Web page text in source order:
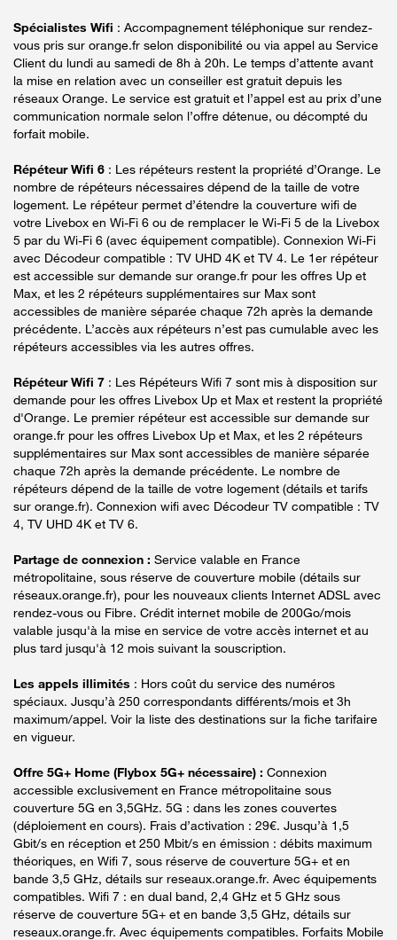
Spécialistes Wifi : Accompagnement téléphonique sur rendez-
vous pris sur orange.fr selon disponibilité ou via appel au Service
Client du lundi au samedi de 8h à 20h. Le temps d’attente avant
la mise en relation avec un conseiller est gratuit depuis les
réseaux Orange. Le service est gratuit et l’appel est au prix d’une
communication normale selon l’offre détenue, ou décompté du
forfait mobile.
Répéteur Wifi 6 : Les répéteurs restent la propriété d’Orange. Le
nombre de répéteurs nécessaires dépend de la taille de votre
logement. Le répéteur permet d’étendre la couverture wifi de
votre Livebox en Wi-Fi 6 ou de remplacer le Wi-Fi 5 de la Livebox
5 par du Wi-Fi 6 (avec équipement compatible). Connexion Wi-Fi
avec Décodeur compatible : TV UHD 4K et TV 4. Le 1er répéteur
est accessible sur demande sur orange.fr pour les offres Up et
Max, et les 2 répéteurs supplémentaires sur Max sont
accessibles de manière séparée chaque 72h après la demande
précédente. L’accès aux répéteurs n’est pas cumulable avec les
répéteurs accessibles via les autres offres.
Répéteur Wifi 7 : Les Répéteurs Wifi 7 sont mis à disposition sur
demande pour les offres Livebox Up et Max et restent la propriété
d'Orange. Le premier répéteur est accessible sur demande sur
orange.fr pour les offres Livebox Up et Max, et les 2 répéteurs
supplémentaires sur Max sont accessibles de manière séparée
chaque 72h après la demande précédente. Le nombre de
répéteurs dépend de la taille de votre logement (détails et tarifs
sur orange.fr). Connexion wifi avec Décodeur TV compatible : TV
4, TV UHD 4K et TV 6.
Partage de connexion : Service valable en France
métropolitaine, sous réserve de couverture mobile (détails sur
réseaux.orange.fr), pour les nouveaux clients Internet ADSL avec
rendez-vous ou Fibre. Crédit internet mobile de 200Go/mois
valable jusqu'à la mise en service de votre accès internet et au
plus tard jusqu'à 12 mois suivant la souscription.
Les appels illimités : Hors coût du service des numéros
spéciaux. Jusqu’à 250 correspondants différents/mois et 3h
maximum/appel. Voir la liste des destinations sur la fiche tarifaire
en vigueur.
Offre 5G+ Home (Flybox 5G+ nécessaire) : Connexion
accessible exclusivement en France métropolitaine sous
couverture 5G en 3,5GHz. 5G : dans les zones couvertes
(déploiement en cours). Frais d’activation : 29€. Jusqu’à 1,5
Gbit/s en réception et 250 Mbit/s en émission : débits maximum
théoriques, en Wifi 7, sous réserve de couverture 5G+ et en
bande 3,5 GHz, détails sur reseaux.orange.fr. Avec équipements
compatibles. Wifi 7 : en dual band, 2,4 GHz et 5 GHz sous
réserve de couverture 5G+ et en bande 3,5 GHz, détails sur
reseaux.orange.fr. Avec équipements compatibles. Forfaits Mobile